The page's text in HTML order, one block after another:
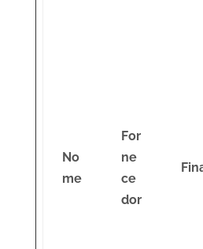
No
me
For
ne
ce
dor